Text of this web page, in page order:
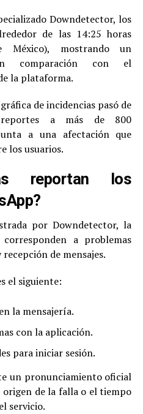
Downdetector, los
de las 14:25 horas
mostrando un
comparación con el
la plataforma.
de incidencias pasó de
a más de 800
a una afectación que
los usuarios.
reportan los
por Downdetector, la
a problemas
de mensajes.
el siguiente:
la mensajería.
con la aplicación.
para iniciar sesión.
un pronunciamiento oficial
de la falla o el tiempo
servicio.